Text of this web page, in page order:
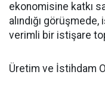
ekonomisine katkı
alındığı
verimli bir istişare
Üretim ve İstihdam